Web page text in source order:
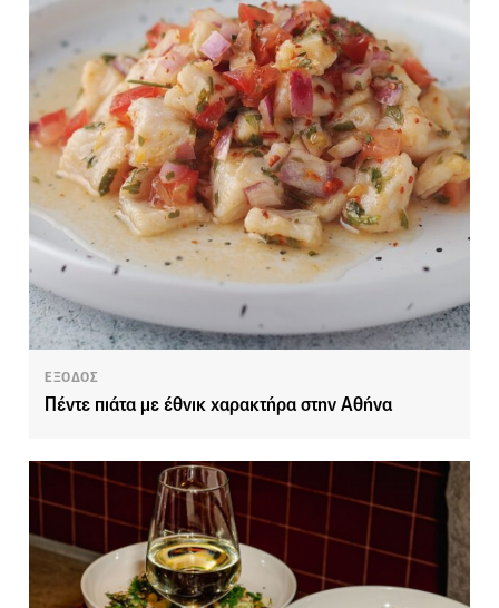
ΕΞΟΔΟΣ
Πέντε πιάτα με έθνικ χαρακτήρα στην Αθήνα